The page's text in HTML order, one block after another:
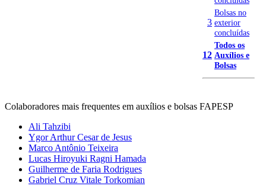
3
Bolsas no
exterior
concluídas
12
Todos os
Auxílios e
Bolsas
Colaboradores mais frequentes em auxílios e bolsas FAPESP
Ali Tahzibi
Ygor Arthur Cesar de Jesus
Marco Antônio Teixeira
Lucas Hiroyuki Ragni Hamada
Guilherme de Faria Rodrigues
Gabriel Cruz Vitale Torkomian